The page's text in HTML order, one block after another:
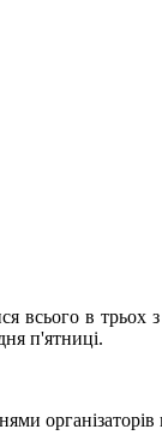
в
п'ятниці.
організаторів